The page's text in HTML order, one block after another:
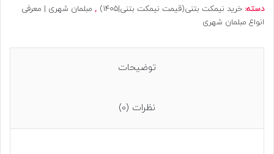
دسته: خرید نیمکت بتنی(قیمت نیمکت بتنی|1405) , مبلمان شهری | معرفی
انواع مبلمان شهری
توضیحات
نظرات (0)